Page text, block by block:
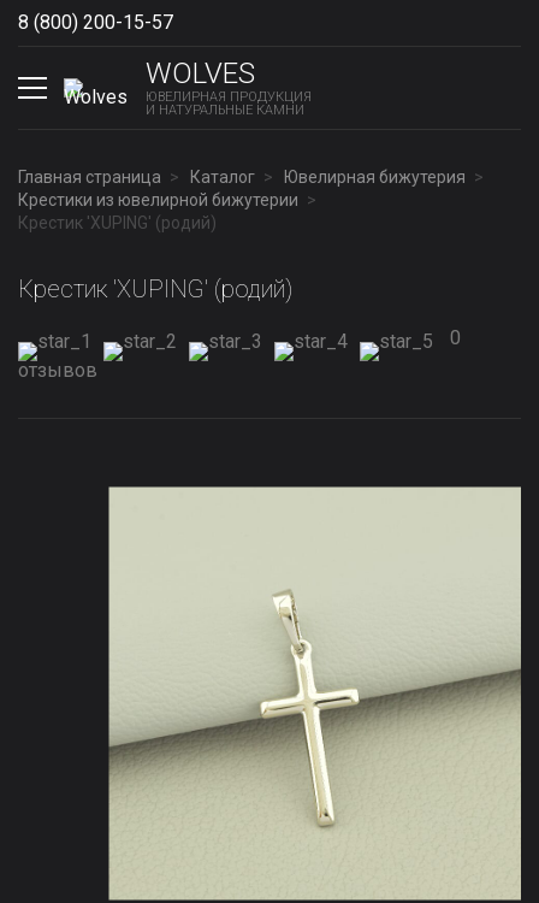
8 (800) 200-15-57
WOLVES
ЮВЕЛИРНАЯ ПРОДУКЦИЯ
И НАТУРАЛЬНЫЕ КАМНИ
Главная страница Каталог
Ювелирная бижутерия
Крестики из ювелирной бижутерии
Крестик 'XUPING' (родий)
Крестик 'XUPING' (родий)
0
отзывов